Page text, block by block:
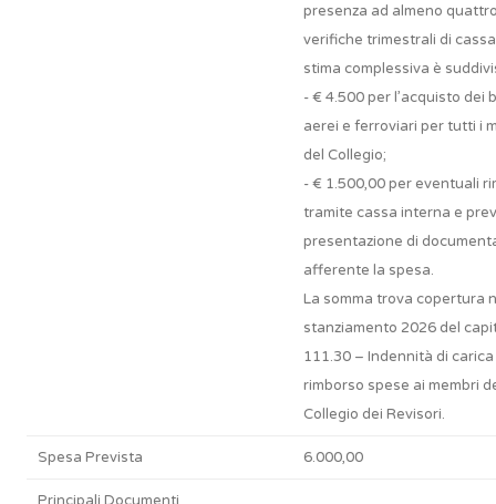
presenza ad almeno
verifiche trimestrali di
stima complessiva è
- € 4.500 per l’acquisto dei
aerei e ferroviari per tutti i
del Collegio;
- € 1.500,00 per eventuali
tramite cassa interna e
presentazione di
afferente la spesa.
La somma trova copertura
stanziamento 2026 del
111.30 – Indennità di carica
rimborso spese ai membri
Collegio dei Revisori.
Spesa Prevista 6.000,00